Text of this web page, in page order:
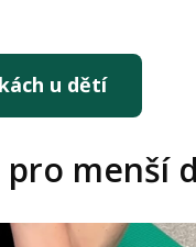
u dětí
pro menší